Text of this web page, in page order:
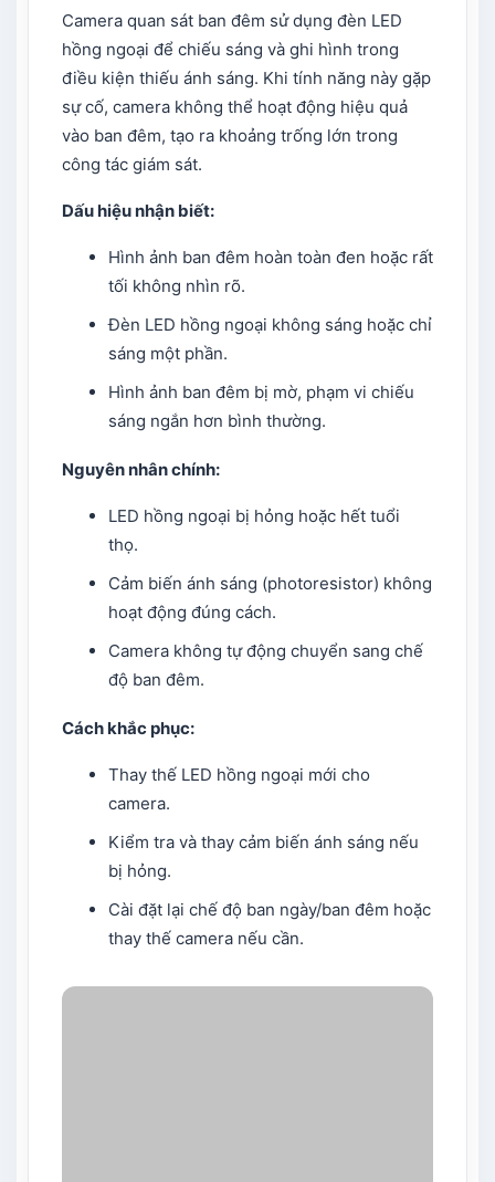
Camera quan sát ban đêm sử dụng đèn LED
hồng ngoại để chiếu sáng và ghi hình trong
điều kiện thiếu ánh sáng. Khi tính năng này gặp
sự cố, camera không thể hoạt động hiệu quả
vào ban đêm, tạo ra khoảng trống lớn trong
công tác giám sát.
Dấu hiệu nhận biết:
Hình ảnh ban đêm hoàn toàn đen hoặc rất
tối không nhìn rõ.
Đèn LED hồng ngoại không sáng hoặc chỉ
sáng một phần.
Hình ảnh ban đêm bị mờ, phạm vi chiếu
sáng ngắn hơn bình thường.
Nguyên nhân chính:
LED hồng ngoại bị hỏng hoặc hết tuổi
thọ.
Cảm biến ánh sáng (photoresistor) không
hoạt động đúng cách.
Camera không tự động chuyển sang chế
độ ban đêm.
Cách khắc phục:
Thay thế LED hồng ngoại mới cho
camera.
Kiểm tra và thay cảm biến ánh sáng nếu
bị hỏng.
Cài đặt lại chế độ ban ngày/ban đêm hoặc
thay thế camera nếu cần.